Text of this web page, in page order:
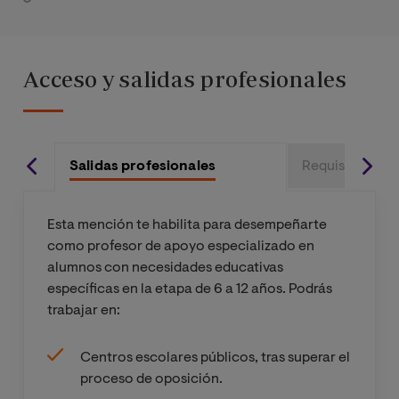
audición en el/la
audición
fluencia en edad
específicos del
desarrollo del
Acceso y salidas profesionales
Salidas profesionales Requisitos de
Esta mención te habilita para desempeñarte
como profesor de apoyo especializado en
alumnos con necesidades educativas
específicas en la etapa de 6 a 12 años. Podrás
trabajar en:
Centros escolares públicos, tras superar el
proceso de oposición.